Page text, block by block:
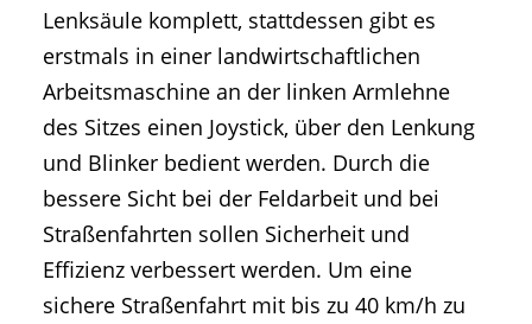
Lenksäule komplett, stattdessen gibt es
erstmals in einer landwirtschaftlichen
Arbeitsmaschine an der linken Armlehne
des Sitzes einen Joystick, über den Lenkung
und Blinker bedient werden. Durch die
bessere Sicht bei der Feldarbeit und bei
Straßenfahrten sollen Sicherheit und
Effizienz verbessert werden. Um eine
sichere Straßenfahrt mit bis zu 40 km/h zu